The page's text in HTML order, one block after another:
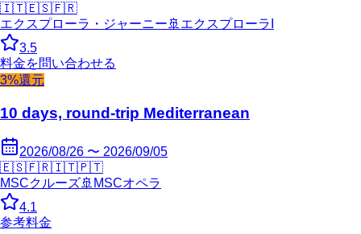
🇮🇹🇪🇸🇫🇷
エクスプローラ・ジャーニー 🚢 エクスプローラI
3.5
料金を問い合わせる
3%還元
10 days, round-trip Mediterranean
2026/08/26 〜 2026/09/05
🇪🇸🇫🇷🇮🇹🇵🇹
MSCクルーズ🚢 MSCオペラ
4.1
参考料金